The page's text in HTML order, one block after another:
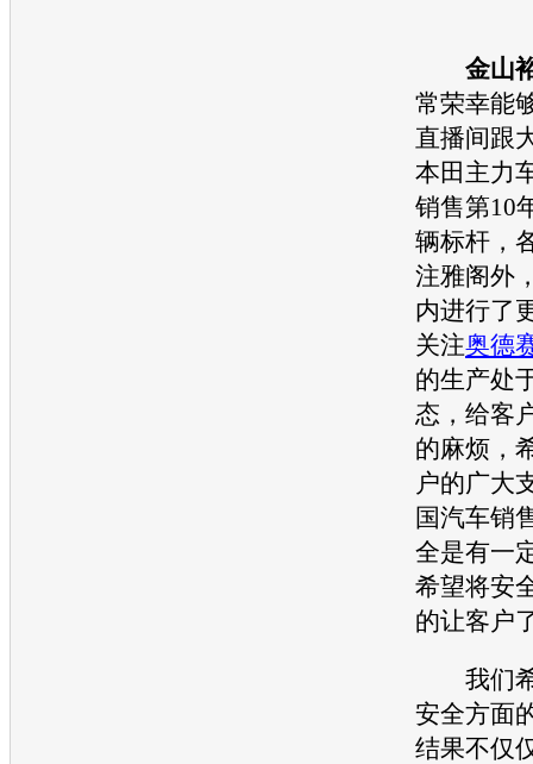
金山
常荣幸能
直播间跟
本田 主力
销售第10
辆标杆，
注雅阁外
内进行了
关注奥德
的生产处
态，给客
的麻烦，
户的广大
国汽车销
全是有一
希望将安
的让客户
我们希
安全方面
结果不仅